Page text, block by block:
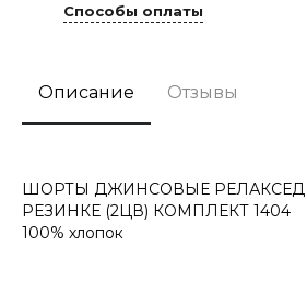
Способы оплаты
Описание Отзывы
ШОРТЫ ДЖИНСОВЫЕ РЕЛАКСЕД
РЕЗИНКЕ (2ЦВ) КОМПЛЕКТ 1404
100% хлопок